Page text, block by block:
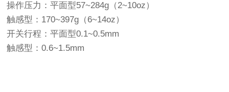
操作压力：平面型57~284g（2~10oz）
触感型：170~397g（6~14oz）
开关行程：平面型0.1~0.5mm
触感型：0.6~1.5mm